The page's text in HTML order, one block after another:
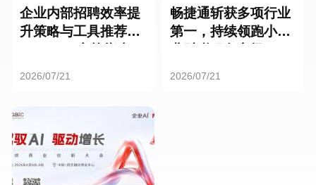
企业内部招聘效率提
升策略与工具推荐：
2026/07/21
畅捷通斩获多项行业
第一，持续领跑小微
2026/07/21